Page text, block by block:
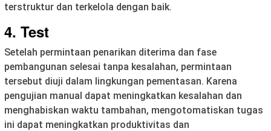
terstruktur dan terkelola dengan baik.
4. Test
Setelah permintaan penarikan diterima dan fase
pembangunan selesai tanpa kesalahan, permintaan
tersebut diuji dalam lingkungan pementasan. Karena
pengujian manual dapat meningkatkan kesalahan dan
menghabiskan waktu tambahan, mengotomatiskan tugas
ini dapat meningkatkan produktivitas dan